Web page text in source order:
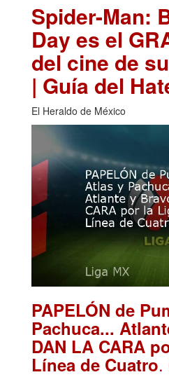
Spider-Man:
Day es el
del cine de
| Guía del
El Heraldo de México
PAPELÓN de
Pachuca...
DAN LA CARA
Línea de Cuatro.